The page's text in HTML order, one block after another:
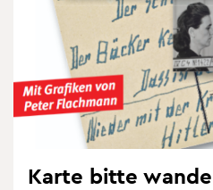
Karte bitte